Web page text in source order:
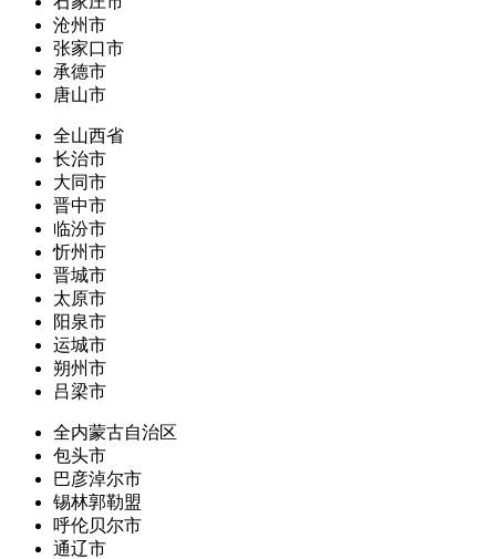
沧州市
张家口市
承德市
唐山市
全山西省
长治市
大同市
晋中市
临汾市
忻州市
晋城市
太原市
阳泉市
运城市
朔州市
吕梁市
全内蒙古自治区
包头市
巴彦淖尔市
锡林郭勒盟
呼伦贝尔市
通辽市